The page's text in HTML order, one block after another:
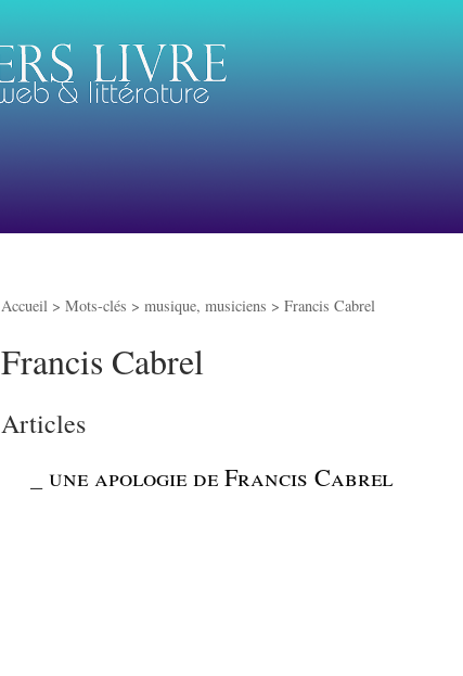
Accueil > Mots-clés > musique, musiciens > Francis Cabrel
Francis Cabrel
Articles
une apologie de Francis Cabrel